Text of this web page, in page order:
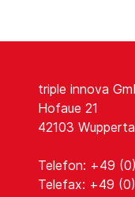
triple innova
Hofaue 21
42103
Telefon: +49
Telefax: +49